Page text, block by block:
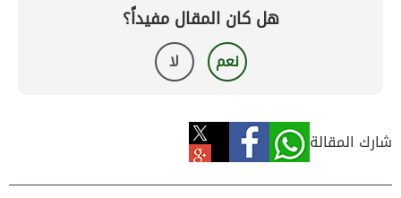
هل كان المقال مفيداً؟
نعم لا
شارك المقالة